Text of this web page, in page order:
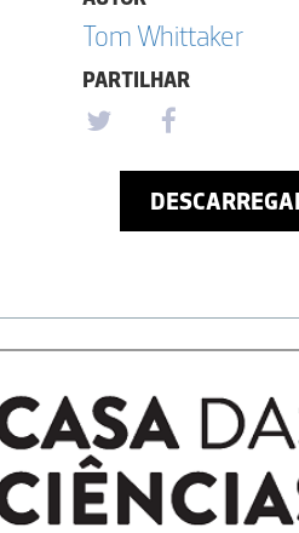
Tom Whittaker
PARTILHAR